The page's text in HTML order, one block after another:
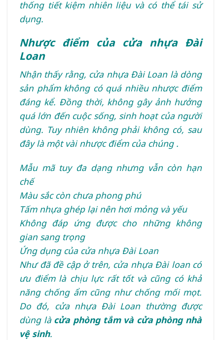
thống tiết kiệm nhiên liệu và có thể tái sử
dụng.
Nhược điểm của cửa nhựa Đài
Loan
Nhận thấy rằng, cửa nhựa Đài Loan là dòng
sản phẩm không có quá nhiều nhược điểm
đáng kể. Đồng thời, không gây ảnh hưởng
quá lớn đến cuộc sống, sinh hoạt của người
dùng. Tuy nhiên không phải không có, sau
đây là một vài nhược điểm của chúng .
Mẫu mã tuy đa dạng nhưng vẫn còn hạn
chế
Màu sắc còn chưa phong phú
Tấm nhựa ghép lại nên hơi mỏng và yếu
Không đáp ứng được cho những không
gian sang trọng
Ứng dụng của cửa nhựa Đài Loan
Như đã đề cập ở trên, cửa nhựa Đài loan có
ưu điểm là chịu lực rất tốt và cũng có khả
năng chống ẩm cũng như chống mối mọt.
Do đó, cửa nhựa Đài Loan thường được
dùng là cửa phòng tắm và cửa phòng nhà
vệ sinh.